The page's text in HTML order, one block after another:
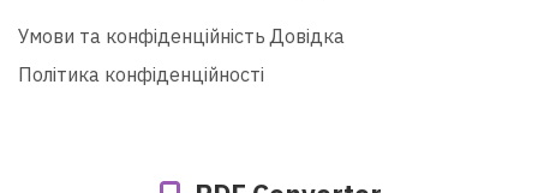
Умови та конфіденційність
Політика конфіденційності
Довідка